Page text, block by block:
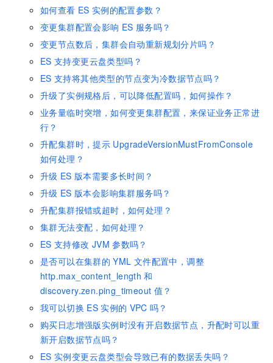
如何查看 ES 实例的配置参数？
变更集群配置会影响 ES 服务吗？
变更节点数后，集群会自动重新规划分片吗？
ES 支持变更云盘类型吗？
ES 支持将其他类型的节点变为冷数据节点吗？
升级了实例规格后，可以降低配置吗，如何操作？
业务量临时突增，如何变更集群配置，来保证业务正常进
行？
升配集群时，提示 UpgradeVersionMustFromConsole
如何处理？
升级 ES 版本需要多长时间？
升级 ES 版本会影响集群服务吗？
升配集群报错或超时，如何处理？
集群无法变配，如何处理？
ES 支持修改 JVM 参数吗？
是否可以在集群的 YML 文件配置中，调整
http.max_content_length 和
discovery.zen.ping_timeout 值？
我可以切换 ES 实例的 VPC 吗？
购买日志增强版实例时没有开启数据节点，升配时可以重
新开启数据节点吗？
ES 实例变更云盘类型会导致已有的数据丢失吗？